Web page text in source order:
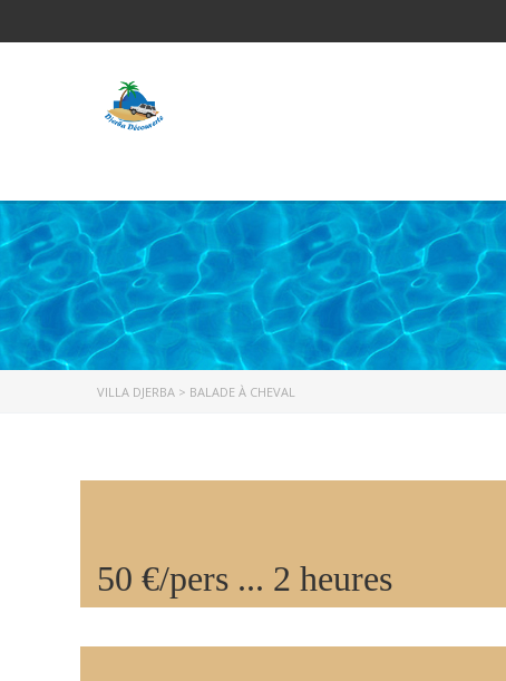
VILLA DJERBA > BALADE À CHEVAL
50 €/pers ... 2 heures